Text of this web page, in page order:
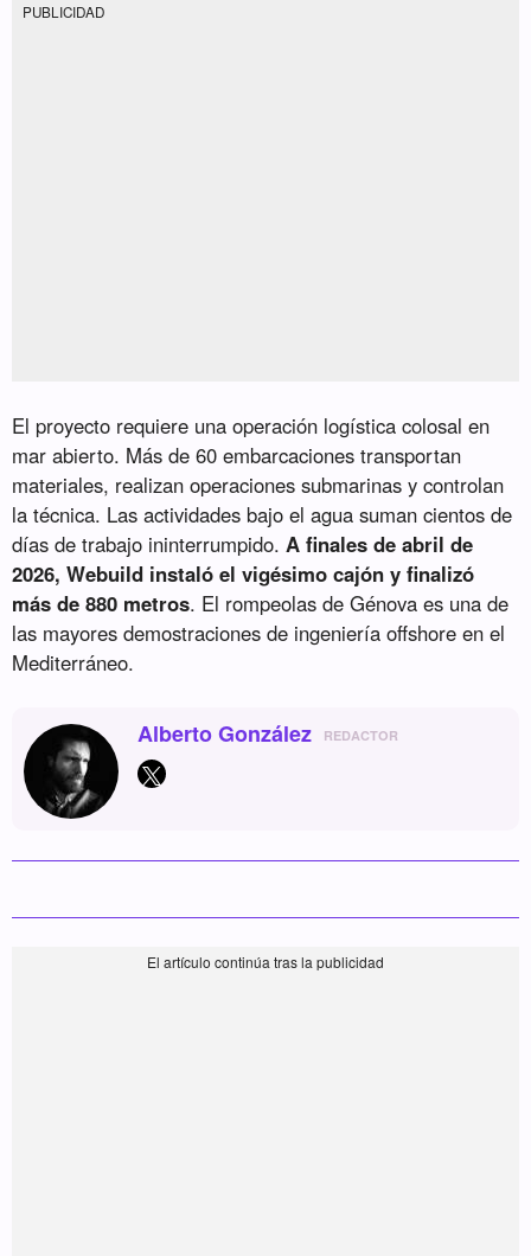
PUBLICIDAD
El proyecto requiere una operación logística colosal en
mar abierto. Más de 60 embarcaciones transportan
materiales, realizan operaciones submarinas y controlan
la técnica. Las actividades bajo el agua suman cientos de
días de trabajo ininterrumpido.A finales de abril de
2026, Webuild instaló el vigésimo cajón y finalizó
más de 880 metros. El rompeolas de Génova es una de
las mayores demostraciones de ingeniería offshore en el
Mediterráneo.
Alberto González REDACTOR